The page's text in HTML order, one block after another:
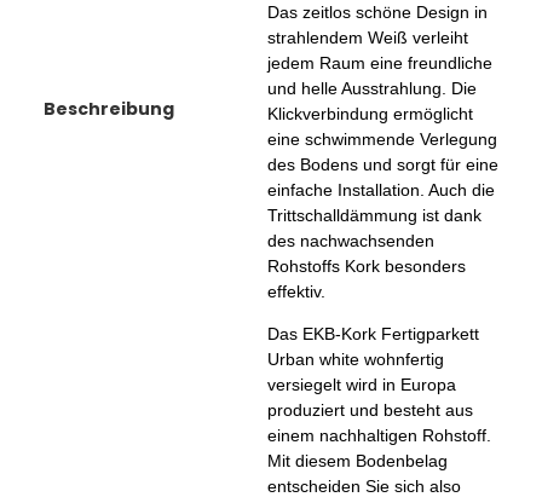
Beschreibung
Das zeitlos schöne Design in
strahlendem Weiß verleiht
jedem Raum eine freundliche
und helle Ausstrahlung. Die
Klickverbindung ermöglicht
eine schwimmende Verlegung
des Bodens und sorgt für eine
einfache Installation. Auch die
Trittschalldämmung ist dank
des nachwachsenden
Rohstoffs Kork besonders
effektiv.
Das EKB-Kork Fertigparkett
Urban white wohnfertig
versiegelt wird in Europa
produziert und besteht aus
einem nachhaltigen Rohstoff.
Mit diesem Bodenbelag
entscheiden Sie sich also